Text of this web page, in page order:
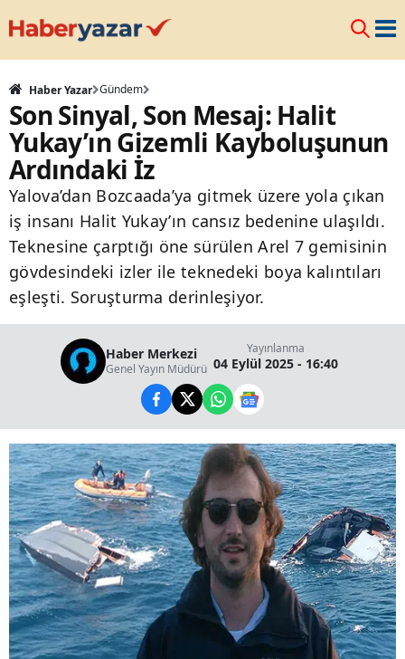
Haber Yazar Gündem
Son Sinyal, Son Mesaj: Halit
Yukay’ın Gizemli Kayboluşunun
Ardındaki İz
Yalova’dan Bozcaada’ya gitmek üzere yola çıkan
iş insanı Halit Yukay’ın cansız bedenine ulaşıldı.
Teknesine çarptığı öne sürülen Arel 7 gemisinin
gövdesindeki izler ile teknedeki boya kalıntıları
eşleşti. Soruşturma derinleşiyor.
Haber Merkezi
Genel Yayın Müdürü
Yayınlanma
04 Eylül 2025 - 16:40